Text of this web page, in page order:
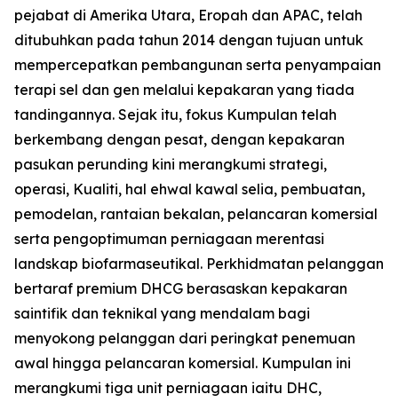
pejabat di Amerika Utara, Eropah dan APAC, telah
ditubuhkan pada tahun 2014 dengan tujuan untuk
mempercepatkan pembangunan serta penyampaian
terapi sel dan gen melalui kepakaran yang tiada
tandingannya. Sejak itu, fokus Kumpulan telah
berkembang dengan pesat, dengan kepakaran
pasukan perunding kini merangkumi strategi,
operasi, Kualiti, hal ehwal kawal selia, pembuatan,
pemodelan, rantaian bekalan, pelancaran komersial
serta pengoptimuman perniagaan merentasi
landskap biofarmaseutikal. Perkhidmatan pelanggan
bertaraf premium DHCG berasaskan kepakaran
saintifik dan teknikal yang mendalam bagi
menyokong pelanggan dari peringkat penemuan
awal hingga pelancaran komersial. Kumpulan ini
merangkumi tiga unit perniagaan iaitu DHC,